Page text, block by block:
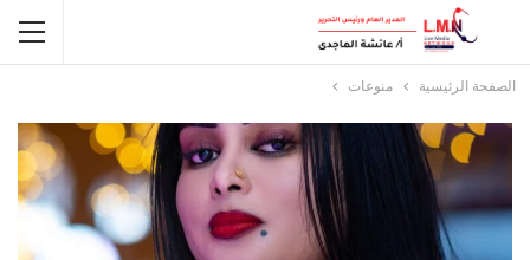
الصفحة الرئيسية منوعات